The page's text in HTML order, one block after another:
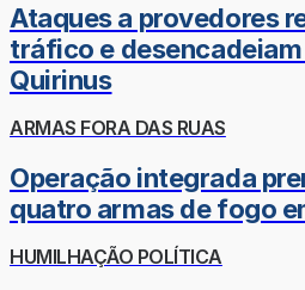
Ataques a provedores
tráfico e
Quirinus
ARMAS FORA DAS RUAS
Operação integrada
quatro armas de fogo
HUMILHAÇÃO POLÍTICA